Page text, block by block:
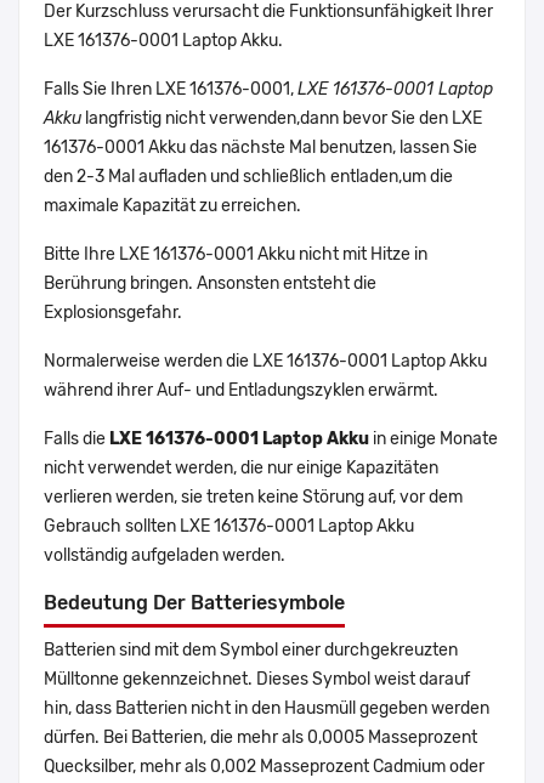
Der Kurzschluss verursacht die Funktionsunfähigkeit Ihrer
LXE 161376-0001 Laptop Akku.
Falls Sie Ihren LXE 161376-0001,LXE 161376-0001 Laptop
Akku langfristig nicht verwenden,dann bevor Sie den LXE
161376-0001 Akku das nächste Mal benutzen, lassen Sie
den 2-3 Mal aufladen und schließlich entladen,um die
maximale Kapazität zu erreichen.
Bitte Ihre LXE 161376-0001 Akku nicht mit Hitze in
Berührung bringen. Ansonsten entsteht die
Explosionsgefahr.
Normalerweise werden die LXE 161376-0001 Laptop Akku
während ihrer Auf- und Entladungszyklen erwärmt.
Falls die LXE 161376-0001 Laptop Akku in einige Monate
nicht verwendet werden, die nur einige Kapazitäten
verlieren werden, sie treten keine Störung auf, vor dem
Gebrauch sollten LXE 161376-0001 Laptop Akku
vollständig aufgeladen werden.
Bedeutung Der Batteriesymbole
Batterien sind mit dem Symbol einer durchgekreuzten
Mülltonne gekennzeichnet. Dieses Symbol weist darauf
hin, dass Batterien nicht in den Hausmüll gegeben werden
dürfen. Bei Batterien, die mehr als 0,0005 Masseprozent
Quecksilber, mehr als 0,002 Masseprozent Cadmium oder